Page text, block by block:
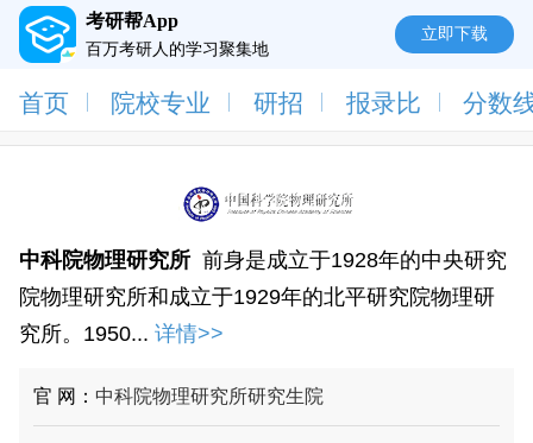
考研帮App
百万考研人的学习聚集地
立即下载
首页 院校专业 研招 报录比 分数
中科院物理研究所 前身是成立于1928年的中央研究
院物理研究所和成立于1929年的北平研究院物理研
究所。1950... 详情>>
官 网： 中科院物理研究所研究生院